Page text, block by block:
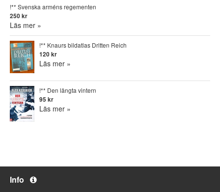
!** Svenska arméns regementen
250 kr
Läs mer »
!** Knaurs bildatlas Dritten Reich
120 kr
Läs mer »
!** Den längta vintern
95 kr
Läs mer »
Info